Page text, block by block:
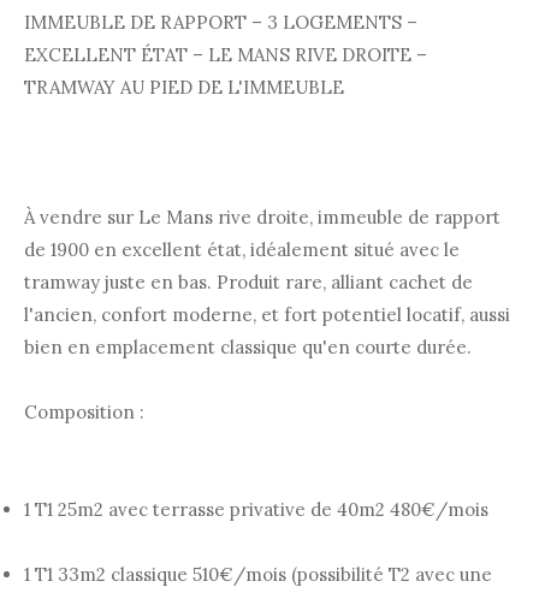
IMMEUBLE DE RAPPORT – 3 LOGEMENTS –
EXCELLENT ÉTAT – LE MANS RIVE DROITE –
TRAMWAY AU PIED DE L'IMMEUBLE
À vendre sur Le Mans rive droite, immeuble de rapport
de 1900 en excellent état, idéalement situé avec le
tramway juste en bas. Produit rare, alliant cachet de
l'ancien, confort moderne, et fort potentiel locatif, aussi
bien en emplacement classique qu'en courte durée.
Composition :
1 T1 25m2 avec terrasse privative de 40m2 480€/mois
1 T1 33m2 classique 510€/mois (possibilité T2 avec une